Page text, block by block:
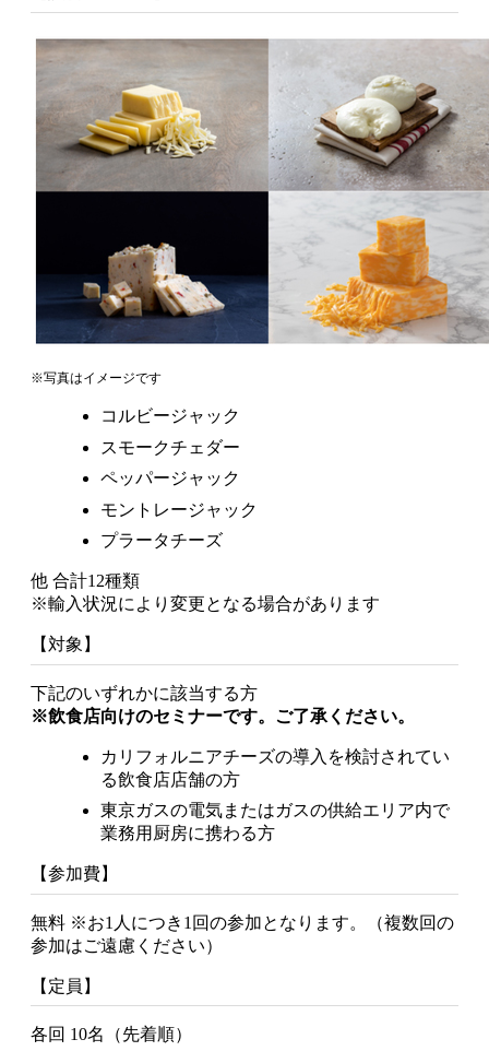
※写真はイメージです
コルビージャック
スモークチェダー
ペッパージャック
モントレージャック
プラータチーズ
他 合計12種類
※輸入状況により変更となる場合があります
【対象】
下記のいずれかに該当する方
※飲食店向けのセミナーです。ご了承ください。
カリフォルニアチーズの導入を検討されてい
る飲食店店舗の方
東京ガスの電気またはガスの供給エリア内で
業務用厨房に携わる方
【参加費】
無料 ※お1人につき1回の参加となります。（複数回の
参加はご遠慮ください）
【定員】
各回 10名（先着順）